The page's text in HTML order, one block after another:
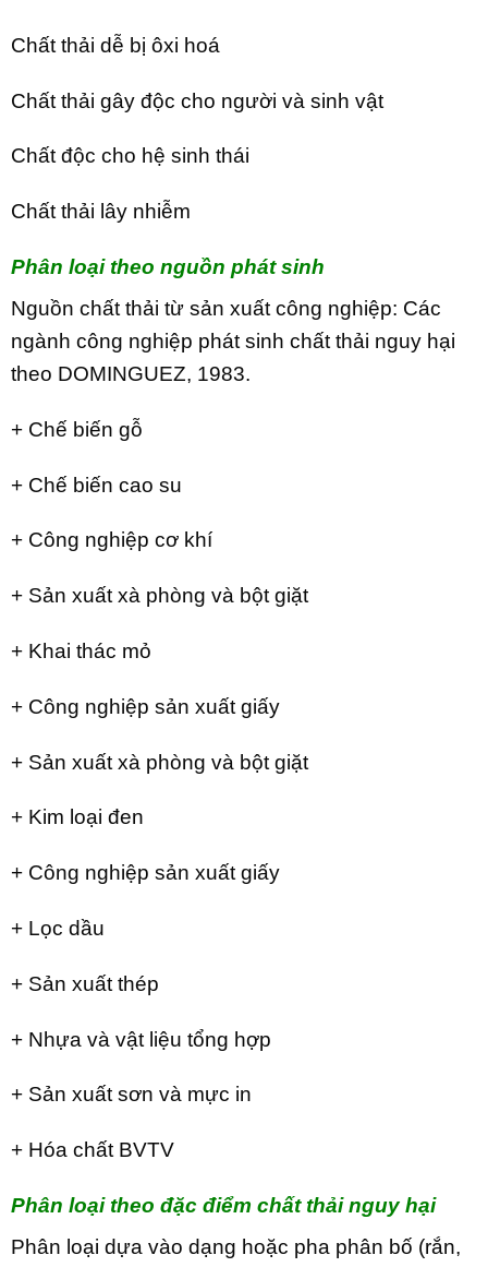
Chất thải dễ bị ôxi hoá
Chất thải gây độc cho người và sinh vật
Chất độc cho hệ sinh thái
Chất thải lây nhiễm
Phân loại theo nguồn phát sinh
Nguồn chất thải từ sản xuất công nghiệp: Các
ngành công nghiệp phát sinh chất thải nguy hại
theo DOMINGUEZ, 1983.
+ Chế biến gỗ
+ Chế biến cao su
+ Công nghiệp cơ khí
+ Sản xuất xà phòng và bột giặt
+ Khai thác mỏ
+ Công nghiệp sản xuất giấy
+ Sản xuất xà phòng và bột giặt
+ Kim loại đen
+ Công nghiệp sản xuất giấy
+ Lọc dầu
+ Sản xuất thép
+ Nhựa và vật liệu tổng hợp
+ Sản xuất sơn và mực in
+ Hóa chất BVTV
Phân loại theo đặc điểm chất thải nguy hại
Phân loại dựa vào dạng hoặc pha phân bố (rắn,